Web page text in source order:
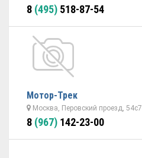
8 (495) 518-87-54
Мотор-Трек
Москва, Перовский проезд, 54с7
8 (967) 142-23-00